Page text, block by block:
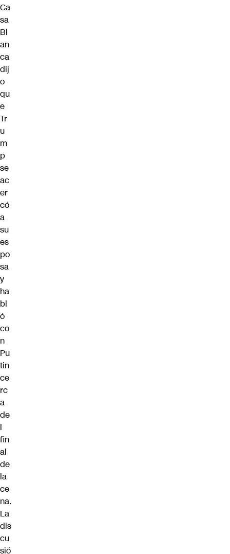
Ca
sa
Bl
an
ca
dij
o
qu
e
Tr
u
m
p
se
ac
er
có
a
su
es
po
sa
y
ha
bl
ó
co
n
Pu
tin
ce
rc
a
de
l
fin
al
de
la
ce
na.
La
dis
cu
sió